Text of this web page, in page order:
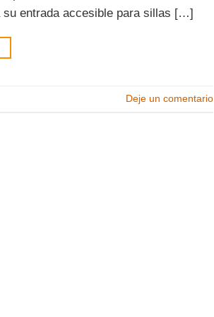
su entrada accesible para sillas […]
Deje un comentario